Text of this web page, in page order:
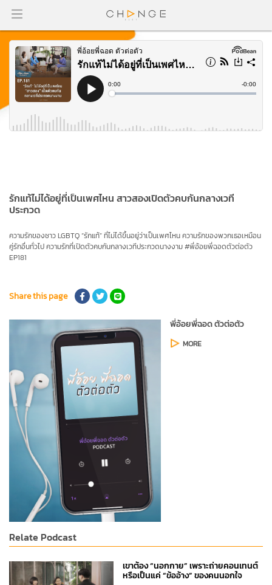
รักแท้ไม่ได้อยู่ที่เป็นเพศไหน สาวสองเปิดตัวคบกันกลางเวที
ประกวด
ความรักของชาว LGBTQ “รักแท้” ที่ไม่ได้ขึ้นอยู่ว่าเป็นเพศไหน ความรักของพวกเธอเหมือน
คู่รักอื่นทั่วไป ความรักที่เปิดตัวคบกันกลางเวทีประกวดนางงาม #พี่อ้อยพี่ฉอดตัวต่อตัว
EP181
Share this page
พี่อ้อยพี่ฉอด ตัวต่อตัว
MORE
Relate Podcast
เขาต้อง “นอกกาย” เพราะถ่ายคอนเทนต์
หรือเป็นแค่ “ข้ออ้าง” ของคนนอกใจ